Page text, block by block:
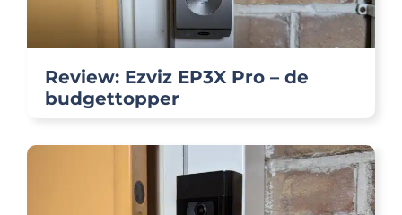
Review: Ezviz EP3X Pro – de
budgettopper